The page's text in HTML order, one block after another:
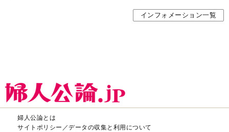
インフォメーション一覧
婦人公論とは
サイトポリシー／データの収集と利用について